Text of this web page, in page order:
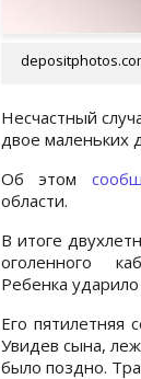
Несчастный
двое маленьких
Об этом
области.
В итоге
оголенного
Ребенка
Его пятилетняя
Увидев сына,
было поздно.